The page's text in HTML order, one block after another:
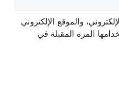
والموقع الإلكتروني
المرة المقبلة في